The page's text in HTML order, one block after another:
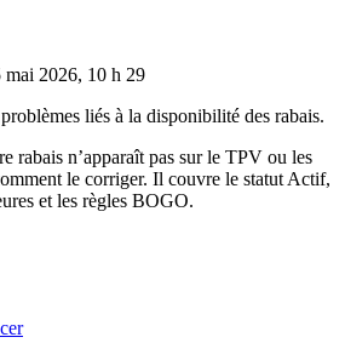
mai 2026, 10 h 29
liés à la disponibilité des rabais.
rabais n’apparaît pas sur le TPV ou les
le corriger. Il couvre le statut Actif,
et les règles BOGO.